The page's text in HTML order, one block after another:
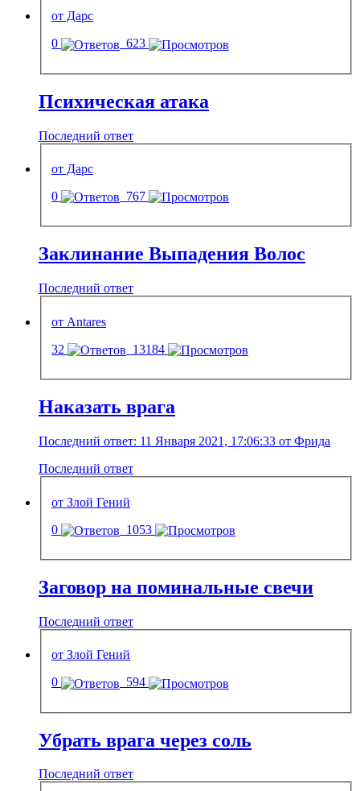
от Дарс
0
623
Психическая атака
Последний ответ
от Дарс
0
767
Заклинание Выпадения Волос
Последний ответ
от Antares
32
13184
Наказать врага
Последний ответ: 11 Января 2021, 17:06:33 от Фрида
Последний ответ
от Злой Гений
0
1053
Заговор на поминальные свечи
Последний ответ
от Злой Гений
0
594
Убрать врага через соль
Последний ответ